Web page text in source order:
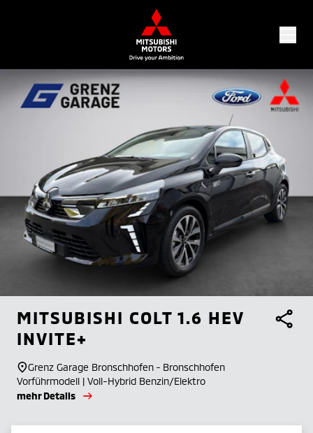
MITSUBISHI COLT 1.6 HEV
INVITE+
Grenz Garage Bronschhofen - Bronschhofen
Vorführmodell | Voll-Hybrid Benzin/Elektro
mehr Details